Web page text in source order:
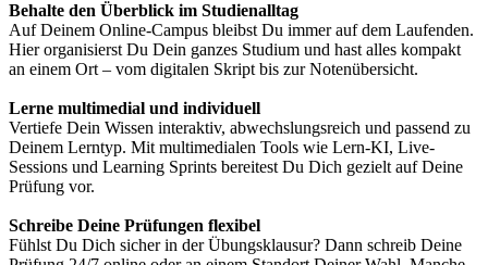
Behalte den Überblick im Studienalltag
Auf Deinem Online-Campus bleibst Du immer auf dem Laufenden.
Hier organisierst Du Dein ganzes Studium und hast alles kompakt
an einem Ort – vom digitalen Skript bis zur Notenübersicht.
Lerne multimedial und individuell
Vertiefe Dein Wissen interaktiv, abwechslungsreich und passend zu
Deinem Lerntyp. Mit multimedialen Tools wie Lern-KI, Live-
Sessions und Learning Sprints bereitest Du Dich gezielt auf Deine
Prüfung vor.
Schreibe Deine Prüfungen flexibel
Fühlst Du Dich sicher in der Übungsklausur? Dann schreib Deine